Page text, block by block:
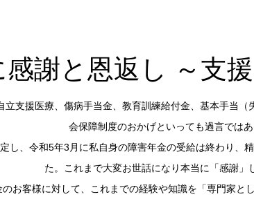
会とのつながりの一助になれれば幸いです
謝と恩返し ～支
支援医療、傷病手当金、教育訓練給付金、基本手当
会保障制度のおかげといっても過言ではあ
し、令和5年3月に私自身の障害年金の受給は終わり、
た。これまで大変お世話になり本当に「感謝」
お客様に対して、これまでの経験や知識を「専門家と